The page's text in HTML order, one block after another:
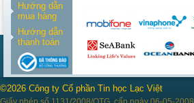
Hướng dẫn
mua hàng
Hướng dẫn
thanh toán
©2026 Công ty Cổ phần Tin học Lạc Việt